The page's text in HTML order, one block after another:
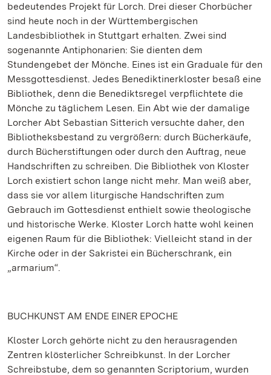
bedeutendes Projekt für Lorch. Drei dieser Chorbücher
sind heute noch in der Württembergischen
Landesbibliothek in Stuttgart erhalten. Zwei sind
sogenannte Antiphonarien: Sie dienten dem
Stundengebet der Mönche. Eines ist ein Graduale für den
Messgottesdienst. Jedes Benediktinerkloster besaß eine
Bibliothek, denn die Benediktsregel verpflichtete die
Mönche zu täglichem Lesen. Ein Abt wie der damalige
Lorcher Abt Sebastian Sitterich versuchte daher, den
Bibliotheksbestand zu vergrößern: durch Bücherkäufe,
durch Bücherstiftungen oder durch den Auftrag, neue
Handschriften zu schreiben. Die Bibliothek von Kloster
Lorch existiert schon lange nicht mehr. Man weiß aber,
dass sie vor allem liturgische Handschriften zum
Gebrauch im Gottesdienst enthielt sowie theologische
und historische Werke. Kloster Lorch hatte wohl keinen
eigenen Raum für die Bibliothek: Vielleicht stand in der
Kirche oder in der Sakristei ein Bücherschrank, ein
„armarium“.
BUCHKUNST AM ENDE EINER EPOCHE
Kloster Lorch gehörte nicht zu den herausragenden
Zentren klösterlicher Schreibkunst. In der Lorcher
Schreibstube, dem so genannten Scriptorium, wurden